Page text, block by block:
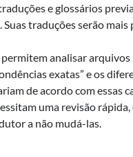
e glossários
traduções serão
analisar arquivos
exatas” e os
de acordo com essas
uma revisão
a não mudá-las.